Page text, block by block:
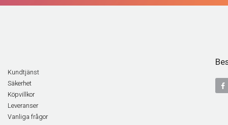
Kundtjänst
Säkerhet
Köpvillkor
Leveranser
Vanliga frågor